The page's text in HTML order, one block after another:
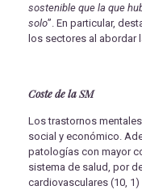
sostenible que la que
solo”. En particular,
los sectores al abordar
Coste de la SM
Los trastornos
social y económico.
patologías con mayor
sistema de salud, por
cardiovasculares (10,